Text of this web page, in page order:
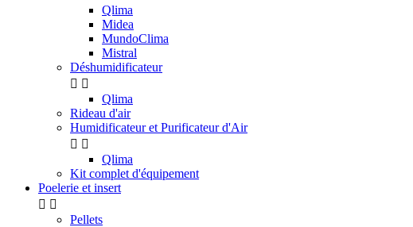
Qlima
Midea
MundoClima
Mistral
Déshumidificateur
 
Qlima
Rideau d'air
Humidificateur et Purificateur d'Air
 
Qlima
Kit complet d'équipement
Poelerie et insert
 
Pellets